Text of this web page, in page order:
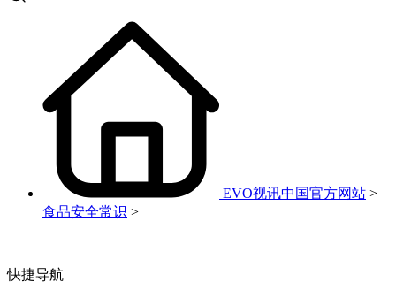
EVO视讯中国官方网站 >
食品安全常识 >
快捷导航